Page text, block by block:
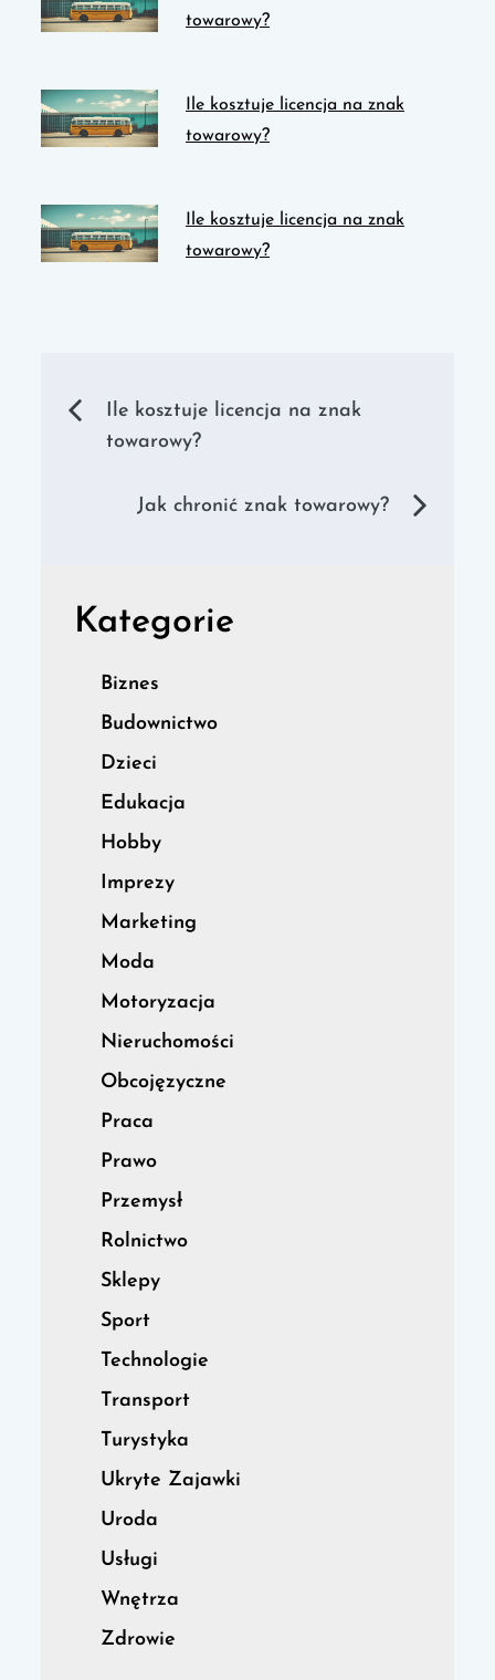
towarowy?
Ile kosztuje licencja na znak
towarowy?
Ile kosztuje licencja na znak
towarowy?
Nawigacja
Ile kosztuje licencja na znak
towarowy?
Jak chronić znak towarowy?
Kategorie
Biznes
Budownictwo
Dzieci
Edukacja
Hobby
Imprezy
Marketing
Moda
Motoryzacja
Nieruchomości
Obcojęzyczne
Praca
Prawo
Przemysł
Rolnictwo
Sklepy
Sport
Technologie
Transport
Turystyka
Ukryte Zajawki
Uroda
Usługi
Wnętrza
Zdrowie